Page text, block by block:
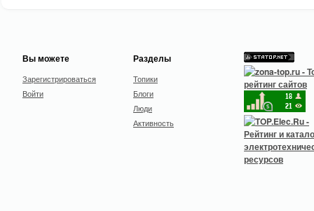
Вы можете
Зарегистрироваться
Войти
Разделы
Топики
Блоги
Люди
Активность